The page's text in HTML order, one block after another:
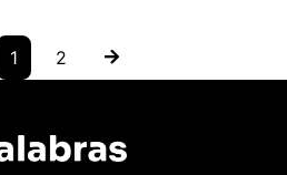
1 2